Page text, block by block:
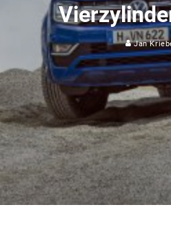
Jan